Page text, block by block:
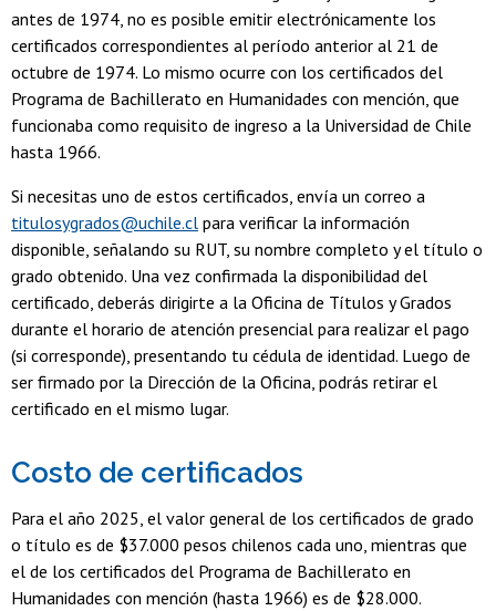
antes de 1974, no es posible emitir electrónicamente los
certificados correspondientes al período anterior al 21 de
octubre de 1974. Lo mismo ocurre con los certificados del
Programa de Bachillerato en Humanidades con mención, que
funcionaba como requisito de ingreso a la Universidad de Chile
hasta 1966.
Si necesitas uno de estos certificados, envía un correo a
titulosygrados@uchile.cl para verificar la información
disponible, señalando su RUT, su nombre completo y el título o
grado obtenido. Una vez confirmada la disponibilidad del
certificado, deberás dirigirte a la Oficina de Títulos y Grados
durante el horario de atención presencial para realizar el pago
(si corresponde), presentando tu cédula de identidad. Luego de
ser firmado por la Dirección de la Oficina, podrás retirar el
certificado en el mismo lugar.
Costo de certificados
Para el año 2025, el valor general de los certificados de grado
o título es de $37.000 pesos chilenos cada uno, mientras que
el de los certificados del Programa de Bachillerato en
Humanidades con mención (hasta 1966) es de $28.000.